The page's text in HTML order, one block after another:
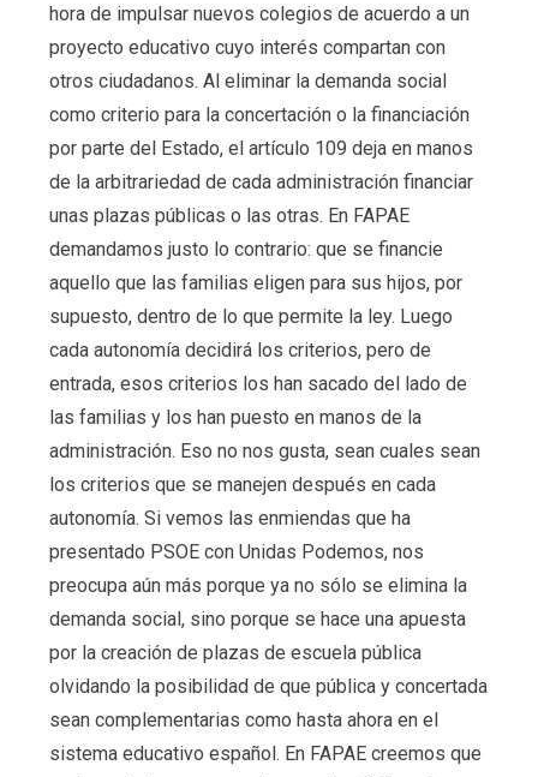
hora de impulsar nuevos colegios de acuerdo a un
proyecto educativo cuyo interés compartan con
otros ciudadanos. Al eliminar la demanda social
como criterio para la concertación o la financiación
por parte del Estado, el artículo 109 deja en manos
de la arbitrariedad de cada administración financiar
unas plazas públicas o las otras. En FAPAE
demandamos justo lo contrario: que se financie
aquello que las familias eligen para sus hijos, por
supuesto, dentro de lo que permite la ley. Luego
cada autonomía decidirá los criterios, pero de
entrada, esos criterios los han sacado del lado de
las familias y los han puesto en manos de la
administración. Eso no nos gusta, sean cuales sean
los criterios que se manejen después en cada
autonomía. Si vemos las enmiendas que ha
presentado PSOE con Unidas Podemos, nos
preocupa aún más porque ya no sólo se elimina la
demanda social, sino porque se hace una apuesta
por la creación de plazas de escuela pública
olvidando la posibilidad de que pública y concertada
sean complementarias como hasta ahora en el
sistema educativo español. En FAPAE creemos que